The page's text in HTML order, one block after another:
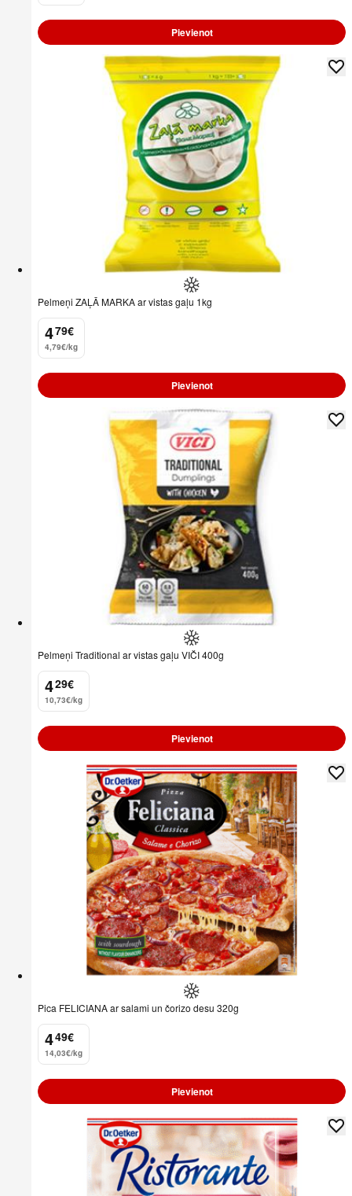
Pievienot
Pelmeņi ZAĻĀ MARKA ar vistas gaļu 1kg
4
. 79€
4,79€/kg
Pievienot
Pelmeņi Traditional ar vistas gaļu VIČI 400g
4
. 29€
10,73€/kg
Pievienot
Pica FELICIANA ar salami un čorizo desu 320g
4
. 49€
14,03€/kg
Pievienot